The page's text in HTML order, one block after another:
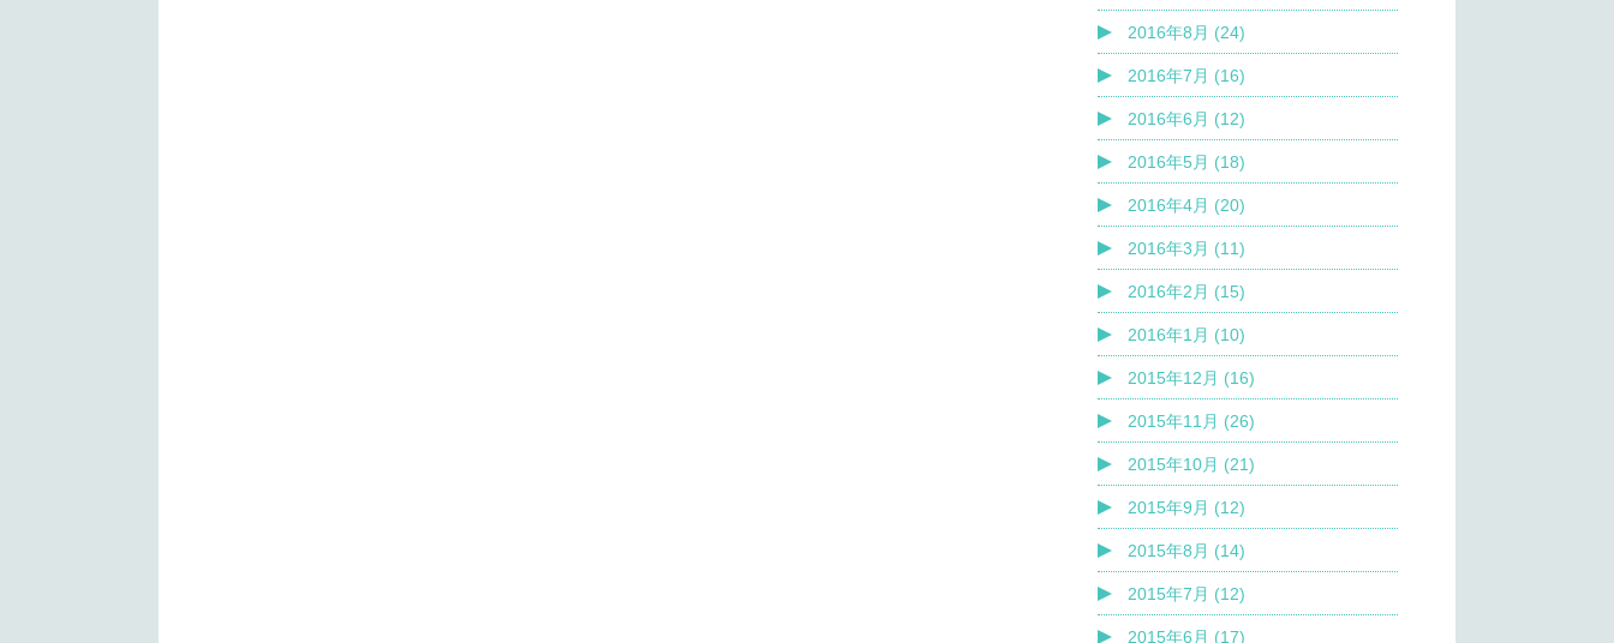
2016年8月 (24)
2016年7月 (16)
2016年6月 (12)
2016年5月 (18)
2016年4月 (20)
2016年3月 (11)
2016年2月 (15)
2016年1月 (10)
2015年12月 (16)
2015年11月 (26)
2015年10月 (21)
2015年9月 (12)
2015年8月 (14)
2015年7月 (12)
2015年6月 (17)